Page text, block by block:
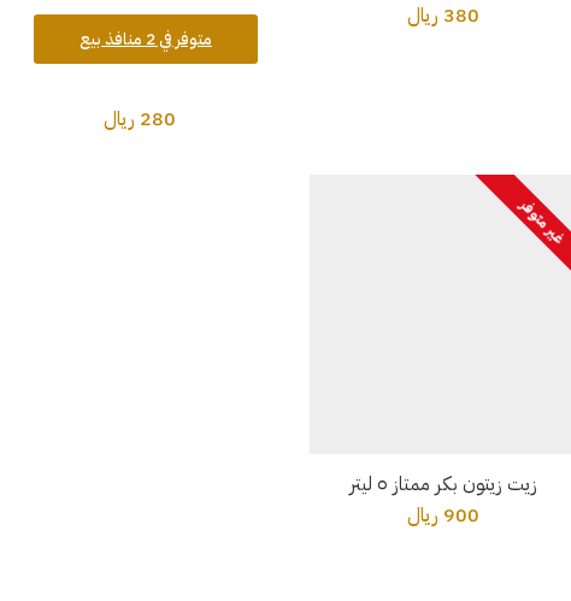
380 ريال
متوفر في 2 منافذ بيع
280 ريال
غير متوفر
زيت زيتون بكر ممتاز ٥ ليتر
900 ريال